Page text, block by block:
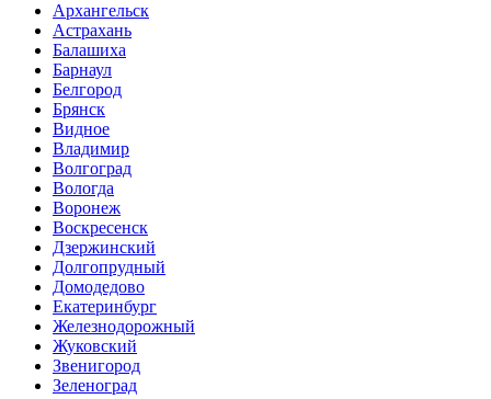
Архангельск
Астрахань
Балашиха
Барнаул
Белгород
Брянск
Видное
Владимир
Волгоград
Вологда
Воронеж
Воскресенск
Дзержинский
Долгопрудный
Домодедово
Екатеринбург
Железнодорожный
Жуковский
Звенигород
Зеленоград